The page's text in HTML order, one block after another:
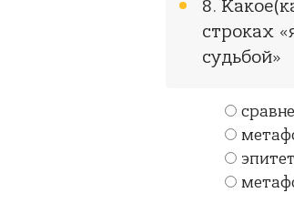
8.
строках
судьбой»